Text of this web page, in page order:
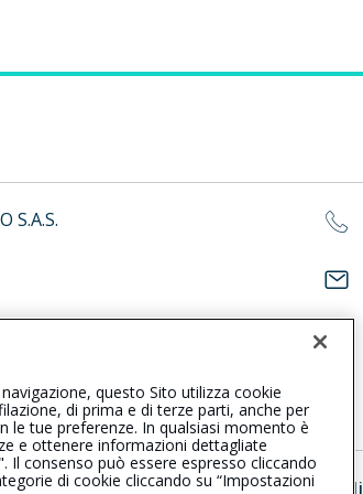
S.A.S.
Generali | Reclami | Note legali
questo Sito utilizza cookie
di prima e di terze parti, anche per
le tue preferenze. In qualsiasi momento è
e ottenere informazioni dettagliate
Il consenso può essere espresso cliccando
di cookie cliccando su “Impostazioni